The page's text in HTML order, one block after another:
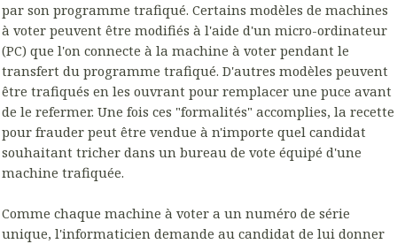
par son programme trafiqué. Certains modèles de machines
à voter peuvent être modifiés à l'aide d'un micro-ordinateur
(PC) que l'on connecte à la machine à voter pendant le
transfert du programme trafiqué. D'autres modèles peuvent
être trafiqués en les ouvrant pour remplacer une puce avant
de le refermer. Une fois ces "formalités" accomplies, la recette
pour frauder peut être vendue à n'importe quel candidat
souhaitant tricher dans un bureau de vote équipé d'une
machine trafiquée.
Comme chaque machine à voter a un numéro de série
unique, l'informaticien demande au candidat de lui donner